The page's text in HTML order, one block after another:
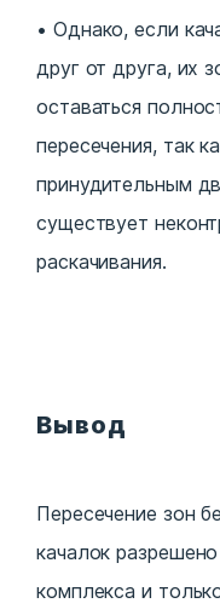
Однако, если
друг от друга, их
оставаться
пересечения, так
принудительным
существует
раскачивания.
Вывод
Пересечение зон
качалок
комплекса и